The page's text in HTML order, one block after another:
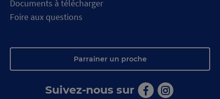
Documents à télécharger
Foire aux questions
Parrainer un proche
Suivez-nous sur
Aller Aller